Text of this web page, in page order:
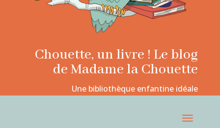
Chouette, un livre ! Le blog
de Madame la Chouette
Une bibliothèque enfantine idéale